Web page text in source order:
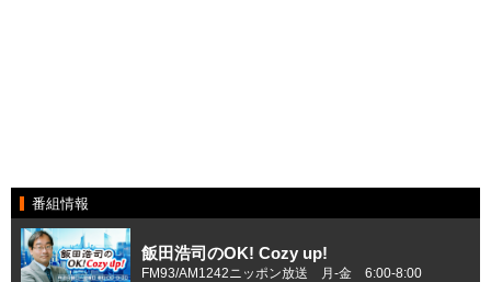
番組情報
飯田浩司のOK! Cozy up!
FM93/AM1242ニッポン放送 月-金 6:00-8:00